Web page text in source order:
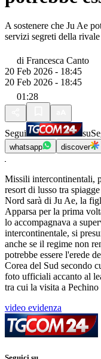
A sostenere che Ju Ae
servizi segreti della
di Francesca Canto
20 Feb 2026 - 18:45
20 Feb 2026 - 18:45
01:28
Segui su
whatsapp discover
Missili intercontinentali,
resort di lusso tra
Nord sarà di Ju Ae, la
Apparsa per la prima
lo accompagnava a
intercontinentale, si
anche se il regime non
potrebbe essere l'erede
Corea del Sud secondo
foto ufficiali accanto al
tra cui la visita a Pechino
video evidenza